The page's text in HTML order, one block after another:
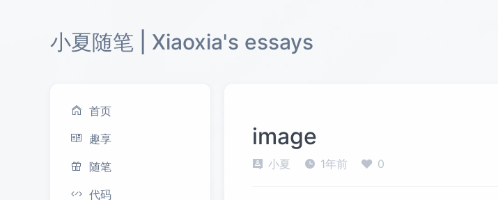
小夏随笔 | Xiaoxia's essays
首页
趣享
随笔
代码
image
小夏 1年前 0